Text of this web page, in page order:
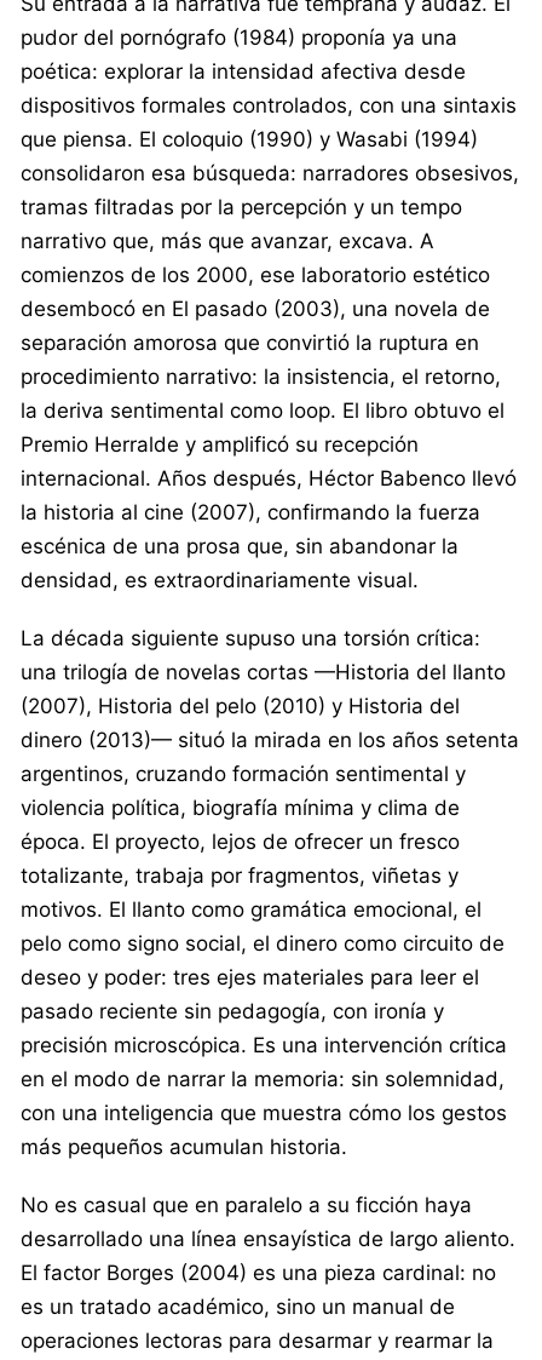
pudor del pornógrafo (1984) proponía ya una
poética: explorar la intensidad afectiva desde
dispositivos formales controlados, con una sintaxis
que piensa. El coloquio (1990) y Wasabi (1994)
consolidaron esa búsqueda: narradores obsesivos,
tramas filtradas por la percepción y un tempo
narrativo que, más que avanzar, excava. A
comienzos de los 2000, ese laboratorio estético
desembocó en El pasado (2003), una novela de
separación amorosa que convirtió la ruptura en
procedimiento narrativo: la insistencia, el retorno,
la deriva sentimental como loop. El libro obtuvo el
Premio Herralde y amplificó su recepción
internacional. Años después, Héctor Babenco llevó
la historia al cine (2007), confirmando la fuerza
escénica de una prosa que, sin abandonar la
densidad, es extraordinariamente visual.
La década siguiente supuso una torsión crítica:
una trilogía de novelas cortas —Historia del llanto
(2007), Historia del pelo (2010) y Historia del
dinero (2013)— situó la mirada en los años setenta
argentinos, cruzando formación sentimental y
violencia política, biografía mínima y clima de
época. El proyecto, lejos de ofrecer un fresco
totalizante, trabaja por fragmentos, viñetas y
motivos. El llanto como gramática emocional, el
pelo como signo social, el dinero como circuito de
deseo y poder: tres ejes materiales para leer el
pasado reciente sin pedagogía, con ironía y
precisión microscópica. Es una intervención crítica
en el modo de narrar la memoria: sin solemnidad,
con una inteligencia que muestra cómo los gestos
más pequeños acumulan historia.
No es casual que en paralelo a su ficción haya
desarrollado una línea ensayística de largo aliento.
El factor Borges (2004) es una pieza cardinal: no
es un tratado académico, sino un manual de
operaciones lectoras para desarmar y rearmar la